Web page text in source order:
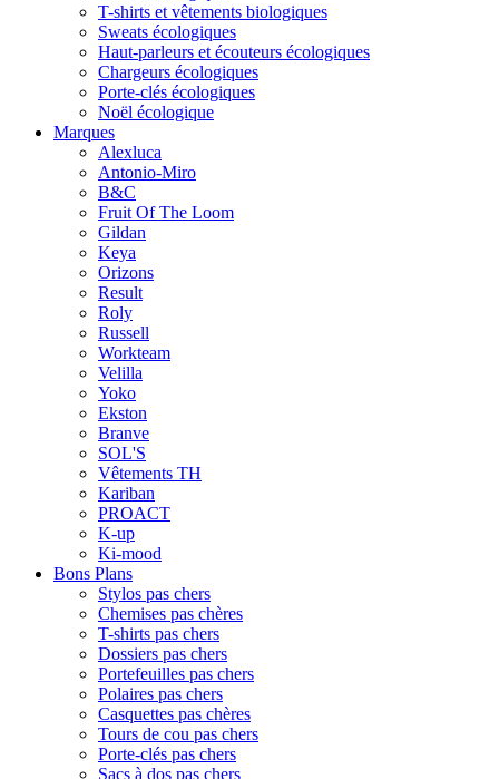
T-shirts et vêtements biologiques
Sweats écologiques
Haut-parleurs et écouteurs écologiques
Chargeurs écologiques
Porte-clés écologiques
Noël écologique
Marques
Alexluca
Antonio-Miro
B&C
Fruit Of The Loom
Gildan
Keya
Orizons
Result
Roly
Russell
Workteam
Velilla
Yoko
Ekston
Branve
SOL'S
Vêtements TH
Kariban
PROACT
K-up
Ki-mood
Bons Plans
Stylos pas chers
Chemises pas chères
T-shirts pas chers
Dossiers pas chers
Portefeuilles pas chers
Polaires pas chers
Casquettes pas chères
Tours de cou pas chers
Porte-clés pas chers
Sacs à dos pas chers